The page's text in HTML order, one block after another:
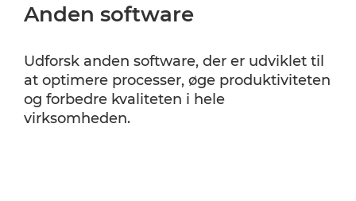
Anden software
Udforsk anden software, der er udviklet til
at optimere processer, øge produktiviteten
og forbedre kvaliteten i hele
virksomheden.